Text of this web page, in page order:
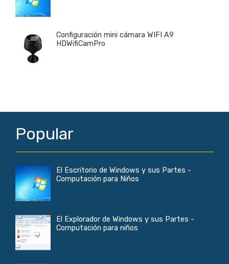
Configuración mini cámara WIFI A9
HDWifiCamPro
Popular
El Escritorio de Windows y sus Partes -
Computación para Niños
El Explorador de Windows y sus Partes -
Computación para niños